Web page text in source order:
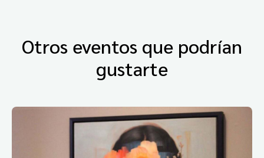
Otros eventos que podrían
gustarte